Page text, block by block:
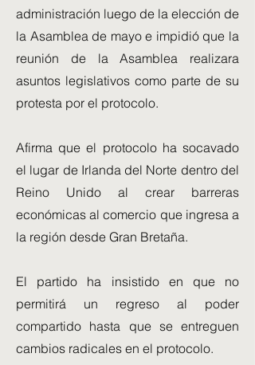
administración luego de la elección de
la Asamblea de mayo e impidió que la
reunión de la Asamblea realizara
asuntos legislativos como parte de su
protesta por el protocolo.
Afirma que el protocolo ha socavado
el lugar de Irlanda del Norte dentro del
Reino Unido al crear barreras
económicas al comercio que ingresa a
la región desde Gran Bretaña.
El partido ha insistido en que no
permitirá un regreso al poder
compartido hasta que se entreguen
cambios radicales en el protocolo.